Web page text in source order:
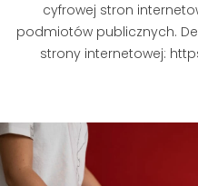
cyfrowej stron
podmiotów publicznych.
strony internetowej: